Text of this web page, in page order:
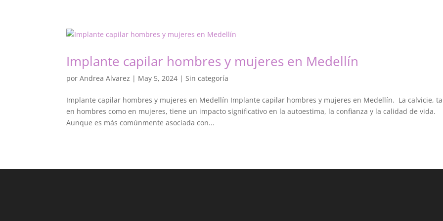
Implante capilar hombres y mujeres en Medellín
porAndrea Alvarez | May 5, 2024 |Sin categoría
Implante capilar hombres y mujeres en Medellín Implante capilar hombres y mujeres en Medellín. La calvicie,
en hombres como en mujeres, tiene un impacto significativo en la autoestima, la confianza y la calidad de vida.
Aunque es más comúnmente asociada con...